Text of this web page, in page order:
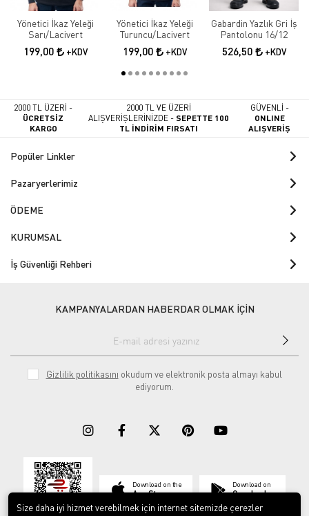
Yönetici İkaz Yeleği
Sarı/Lacivert
199,00 +KDV
Yönetici İkaz Yeleği
Turuncu/Lacivert
199,00 +KDV
Gabardin Yazlık Gri İş
Pantolonu 16/12
526,50 +KDV
2000 TL ÜZERİ -
ÜCRETSİZ
KARGO
2000 TL VE ÜZERİ
ALIŞVERİŞLERİNİZDE -SEPETTE 100
TL İNDİRİM FIRSATI
GÜVENLİ -
ONLINE
ALIŞVERİŞ
Popüler Linkler
Pazaryerlerimiz
ÖDEME
KURUMSAL
İş Güvenliği Rehberi
KAMPANYALARDAN HABERDAR OLMAK İÇİN
Gizlilik politikasını okudum ve elektronik posta almayı kabul
ediyorum.
Download on the
App Store
Download on
Google play
Size daha iyi hizmet verebilmek için internet sitemizde çerezler